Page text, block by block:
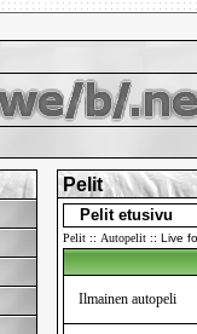
Pelit
Pelit etusivu
Pelit ::Autopelit ::Live
Ilmainen autopeli